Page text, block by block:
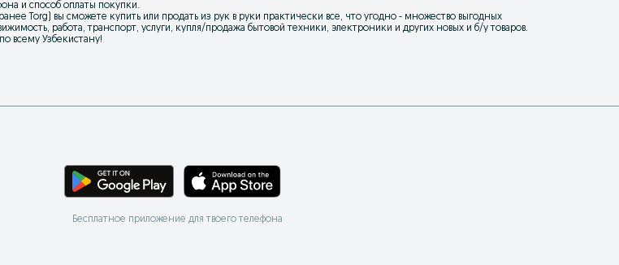
и способ оплаты покупки.
Torg) вы сможете купить или продать из рук в руки практически все, что угодно - множество выгодных
работа, транспорт, услуги, купля/продажа бытовой техники, электроники и других новых и б/у товаров.
всему Узбекистану!
Бесплатное приложение для твоего телефона